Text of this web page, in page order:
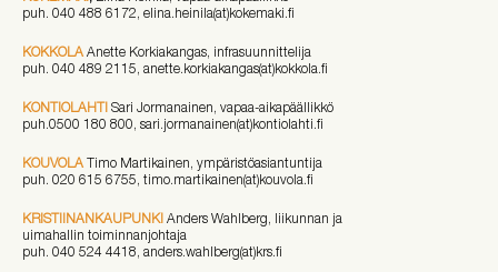
puh. 040 488 6172, elina.heinila(at)kokemaki.fi
KOKKOLA Anette Korkiakangas, infrasuunnittelija
puh. 040 489 2115, anette.korkiakangas(at)kokkola.fi
KONTIOLAHTI Sari Jormanainen, vapaa-aikapäällikkö
puh.0500 180 800, sari.jormanainen(at)kontiolahti.fi
KOUVOLA Timo Martikainen, ympäristöasiantuntija
puh. 020 615 6755, timo.martikainen(at)kouvola.fi
KRISTIINANKAUPUNKI Anders Wahlberg, liikunnan ja
uimahallin toiminnanjohtaja
puh. 040 524 4418, anders.wahlberg(at)krs.fi